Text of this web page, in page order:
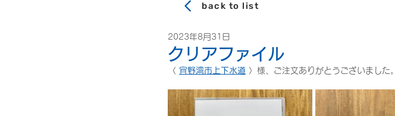
back to list
クリアファイル
2023年8月31日
〈 宜野湾市上下水道 〉様、ご注文ありがとうございました。